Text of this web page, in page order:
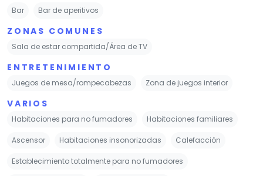
Bar Bar de aperitivos
ZONAS COMUNES
Sala de estar compartida/Área de TV
ENTRETENIMIENTO
Juegos de mesa/rompecabezas Zona de juegos interior
VARIOS
Habitaciones para no fumadores Habitaciones familiares
Ascensor Habitaciones insonorizadas Calefacción
Establecimiento totalmente para no fumadores